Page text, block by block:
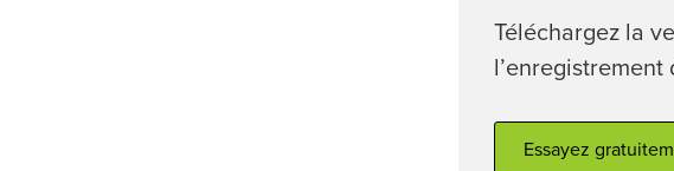
Téléchargez la
Essayez